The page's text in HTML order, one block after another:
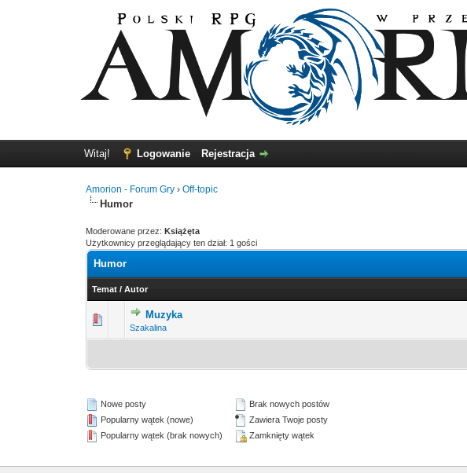
Witaj! Logowanie Rejestracja
Amorion - Forum Gry ›Off-topic
Humor
Moderowane przez:Książęta
Użytkownicy przeglądający ten dział: 1 gości
Humor
Temat /Autor
Muzyka
Szakalina
Nowe posty
Popularny wątek (nowe)
Popularny wątek (brak nowych)
Brak nowych postów
Zawiera Twoje posty
Zamknięty wątek